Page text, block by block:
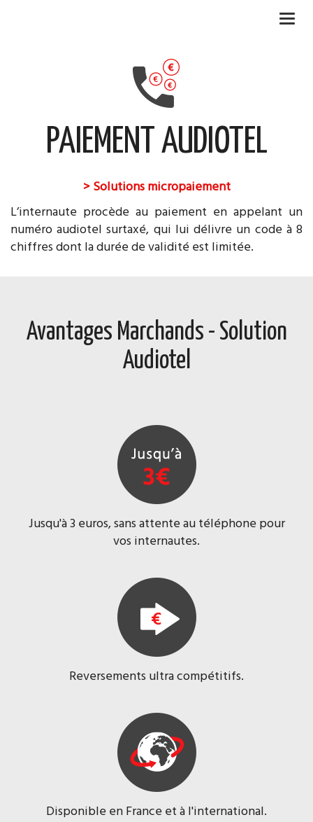
PAIEMENT AUDIOTEL
> Solutions micropaiement
L’internaute procède au paiement en appelant un
numéro audiotel surtaxé, qui lui délivre un code à 8
chiffres dont la durée de validité est limitée.
Avantages Marchands - Solution
Audiotel
Jusqu'à 3 euros, sans attente au téléphone pour
vos internautes.
Reversements ultra compétitifs.
Disponible en France et à l'international.